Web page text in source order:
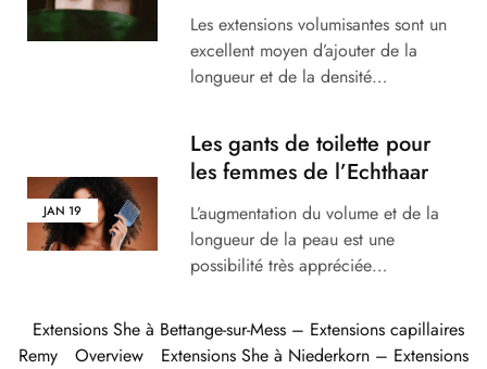
Les extensions volumisantes sont un
excellent moyen d’ajouter de la
longueur et de la densité…
JAN 19
Les gants de toilette pour
les femmes de l’Echthaar
L’augmentation du volume et de la
longueur de la peau est une
possibilité très appréciée…
Extensions She à Bettange-sur-Mess – Extensions capillaires
Remy
Overview
Extensions She à Niederkorn – Extensions